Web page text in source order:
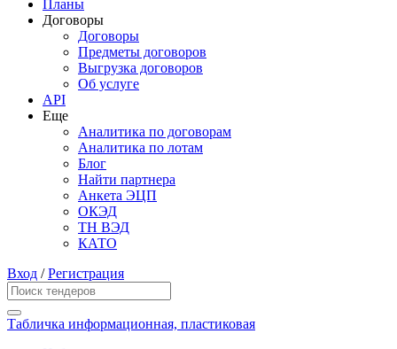
Планы
Договоры
Договоры
Предметы договоров
Выгрузка договоров
Об услуге
API
Еще
Аналитика по договорам
Аналитика по лотам
Блог
Найти партнера
Анкета ЭЦП
ОКЭД
ТН ВЭД
КАТО
Вход /Регистрация
Табличка информационная, пластиковая